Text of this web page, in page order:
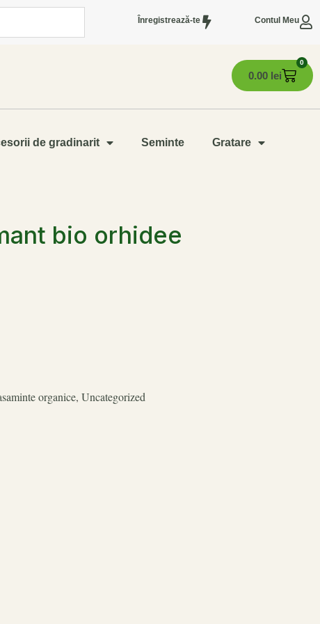
Înregistrează-te Contul Meu
0.00 lei
0
de gradinarit Seminte Gratare
bio orhidee
organice, Uncategorized